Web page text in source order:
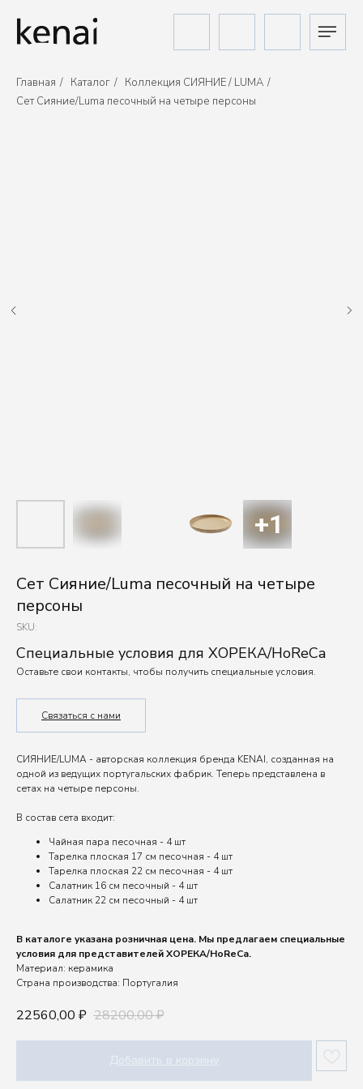
Главная / Каталог / Коллекция СИЯНИЕ / LUMA /
Сет Сияние/Luma песочный на четыре персоны
Сет Сияние/Luma песочный на четыре
персоны
SKU:
22560,00 ₽ 28200,00₽
Добавить в корзину
Специальные условия для ХОРЕКА/HoReCa
Оставьте свои контакты, чтобы получить специальные условия.
Связаться с нами
СИЯНИЕ/LUMA - авторская коллекция бренда KENAI, созданная на
одной из ведущих португальских фабрик. Теперь представлена в
сетах на четыре персоны.
В состав сета входит:
Чайная пара песочная - 4 шт
Тарелка плоская 17 см песочная - 4 шт
Тарелка плоская 22 см песочная - 4 шт
Салатник 16 см песочный - 4 шт
Салатник 22 см песочный - 4 шт
В каталоге указана розничная цена. Мы предлагаем специальные
условия для представителей ХОРЕКА/HoReCa.
Материал: керамика
Страна производства: Португалия